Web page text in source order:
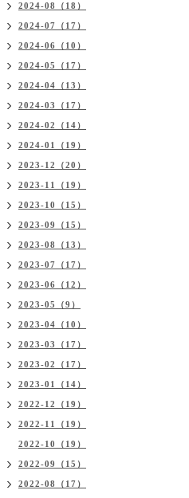
2024-08（18）
2024-07（17）
2024-06（10）
2024-05（17）
2024-04（13）
2024-03（17）
2024-02（14）
2024-01（19）
2023-12（20）
2023-11（19）
2023-10（15）
2023-09（15）
2023-08（13）
2023-07（17）
2023-06（12）
2023-05（9）
2023-04（10）
2023-03（17）
2023-02（17）
2023-01（14）
2022-12（19）
2022-11（19）
2022-10（19）
2022-09（15）
2022-08（17）